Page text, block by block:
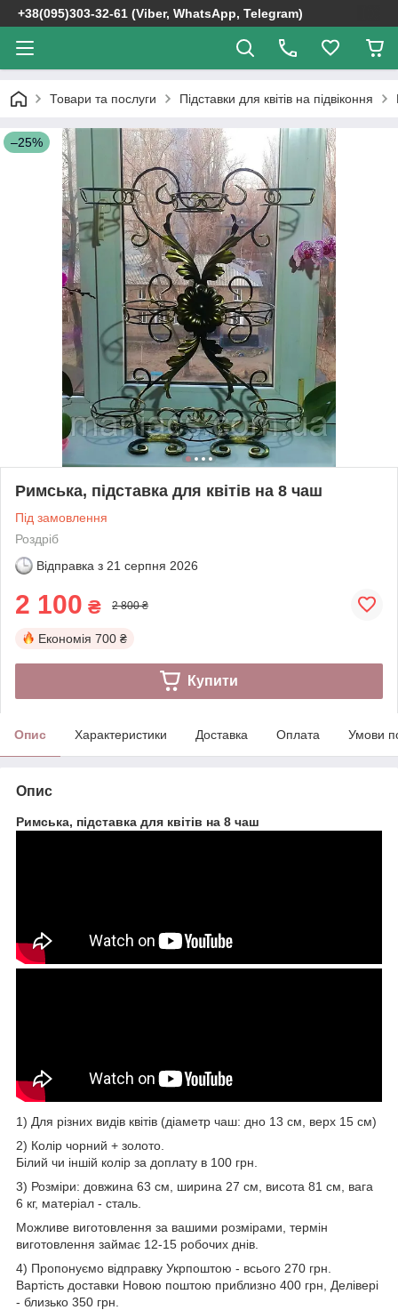
+38(095)303-32-61 (Viber, WhatsApp, Telegram)
Товари та послуги Підставки для квітів на підвіконня
–25%
Римська, підставка для квітів на 8 чаш
Під замовлення
Роздріб
Відправка з 21 серпня 2026
2 100 ₴ 2 800 ₴
Економія 700 ₴
Купити
Опис Характеристики Доставка Оплата Умови
Опис
Римська, підставка для квітів на 8 чаш
1) Для різних видів квітів (діаметр чаш: дно 13 см, верх 15 см)
2) Колір чорний + золото.
Білий чи іншій колір за доплату в 100 грн.
3) Розміри: довжина 63 см, ширина 27 см, висота 81 см, вага
6 кг, матеріал - сталь.
Можливе виготовлення за вашими розмірами, термін
виготовлення займає 12-15 робочих днів.
4) Пропонуємо відправку Укрпоштою - всього 270 грн.
Вартість доставки Новою поштою приблизно 400 грн, Делівері
- близько 350 грн.